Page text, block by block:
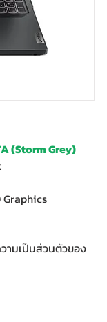
(Storm Grey)
Graphics
ามเป็นส่วนตัวของ